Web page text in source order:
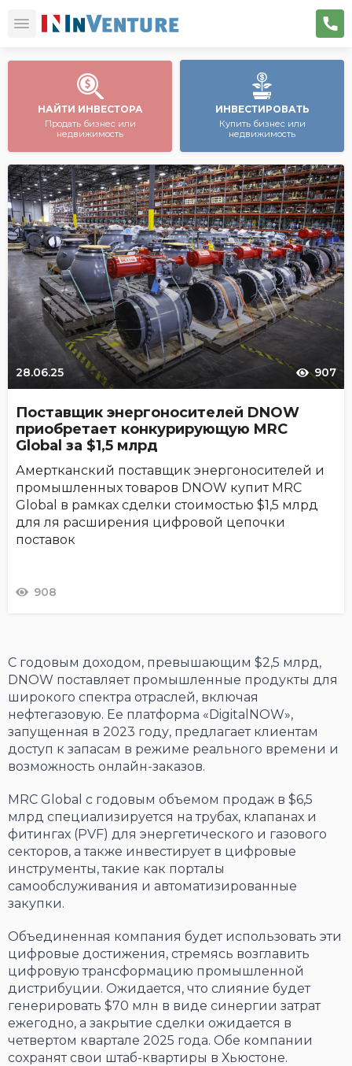
НАЙТИ ИНВЕСТОРА
Продать бизнес или
недвижимость
ИНВЕСТИРОВАТЬ
Купить бизнес или
недвижимость
28.06.25 907
Поставщик энергоносителей DNOW
приобретает конкурирующую MRC
Global за $1,5 млрд
Амертканский поставщик энергоносителей и
промышленных товаров DNOW купит MRC
Global в рамках сделки стоимостью $1,5 млрд
для ля расширения цифровой цепочки
поставок
908
С годовым доходом, превышающим $2,5 млрд,
DNOW поставляет промышленные продукты для
широкого спектра отраслей, включая
нефтегазовую. Ее платформа «DigitalNOW»,
запущенная в 2023 году, предлагает клиентам
доступ к запасам в режиме реального времени и
возможность онлайн-заказов.
MRC Global с годовым объемом продаж в $6,5
млрд специализируется на трубах, клапанах и
фитингах (PVF) для энергетического и газового
секторов, а также инвестирует в цифровые
инструменты, такие как порталы
самообслуживания и автоматизированные
закупки.
Объединенная компания будет использовать эти
цифровые достижения, стремясь возглавить
цифровую трансформацию промышленной
дистрибуции. Ожидается, что слияние будет
генерировать $70 млн в виде синергии затрат
ежегодно, а закрытие сделки ожидается в
четвертом квартале 2025 года. Обе компании
сохранят свои штаб-квартиры в Хьюстоне.